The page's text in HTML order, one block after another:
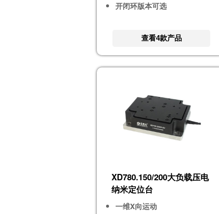
开闭环版本可选
查看4款产品
XD780.150/200大负载压电
纳米定位台
一维X向运动